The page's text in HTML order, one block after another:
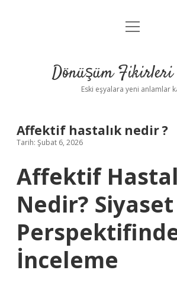
Anasayfa
Yasal Uyarı
menüyü
Dönüşüm Fikirleri
Eski eşyalara yeni anlamlar
Affektif hastalık nedir ?
Tarih: Şubat 6, 2026
Affektif
Nedir?
İnceleme